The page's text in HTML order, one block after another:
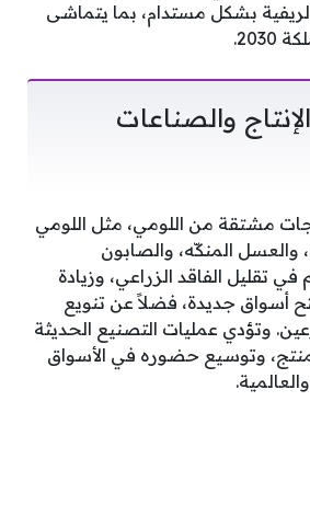
بشكل مستدام، بما يتماشى
والصناعات
مشتقة من اللومي، مثل اللومي
والعسل المنكّه، والصابون
تقليل الفاقد الزراعي، وزيادة
أسواق جديدة، فضلاً عن تنويع
وتؤدي عمليات التصنيع الحديثة
وتوسيع حضوره في الأسواق